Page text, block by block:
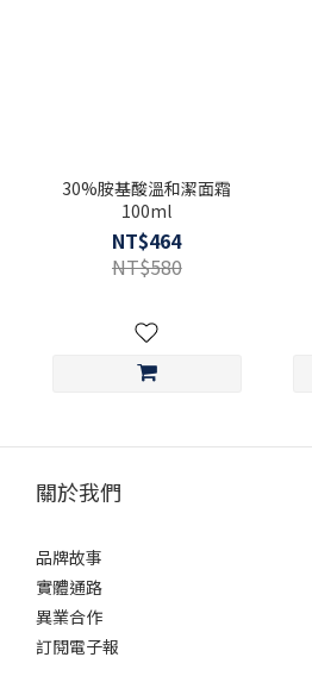
30%胺基酸溫和潔面霜
100ml
NT$464
NT$580
關於我們
品牌故事
實體通路
異業合作
訂閱電子報